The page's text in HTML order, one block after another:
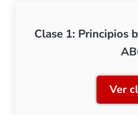
Clase 1: Principios
Ver